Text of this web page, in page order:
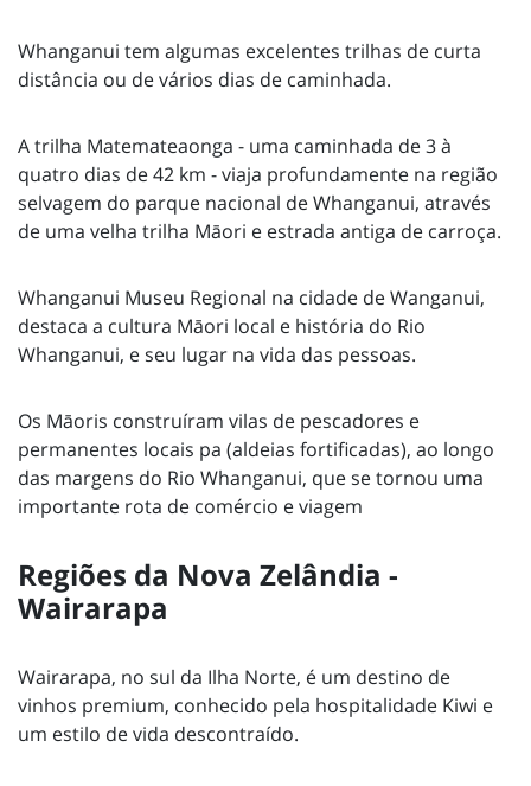
Whanganui tem algumas excelentes trilhas de curta
distância ou de vários dias de caminhada.
A trilha Matemateaonga - uma caminhada de 3 à
quatro dias de 42 km - viaja profundamente na região
selvagem do parque nacional de Whanganui, através
de uma velha trilha Māori e estrada antiga de carroça.
Whanganui Museu Regional na cidade de Wanganui,
destaca a cultura Māori local e história do Rio
Whanganui, e seu lugar na vida das pessoas.
Os Māoris construíram vilas de pescadores e
permanentes locais pa (aldeias fortificadas), ao longo
das margens do Rio Whanganui, que se tornou uma
importante rota de comércio e viagem
Regiões da Nova Zelândia -
Wairarapa
Wairarapa, no sul da Ilha Norte, é um destino de
vinhos premium, conhecido pela hospitalidade Kiwi e
um estilo de vida descontraído.